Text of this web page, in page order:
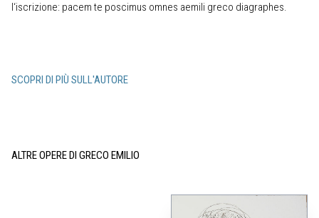
l‘iscrizione: pacem te poscimus omnes aemili greco diagraphes.
SCOPRI DI PIÙ SULL'AUTORE
ALTRE OPERE DI GRECO EMILIO